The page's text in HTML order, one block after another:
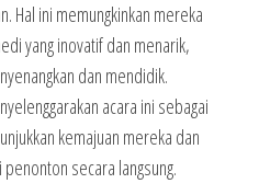
Hal ini memungkinkan mereka
yang inovatif dan menarik,
dan mendidik.
acara ini sebagai
kemajuan mereka dan
secara langsung.